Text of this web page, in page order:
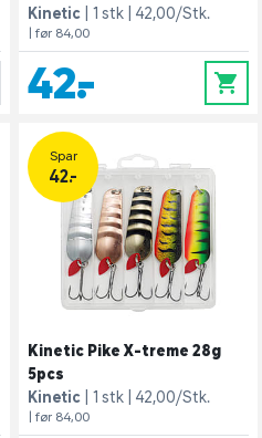
Kinetic
1 stk 42,00/Stk.
| før 84,00
42,- 0
Spar
42.-
Kinetic Pike X-treme 28g
5pcs
Kinetic
1 stk 42,00/Stk.
| før 84,00